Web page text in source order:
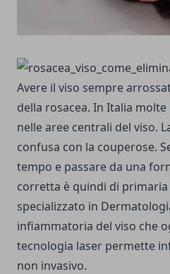
Avere il viso sempre
della rosacea. In Italia
nelle aree centrali del viso.
confusa con la couperose.
tempo e passare da una
corretta è quindi di
specializzato in
infiammatoria del viso che
tecnologia laser permette
non invasivo.